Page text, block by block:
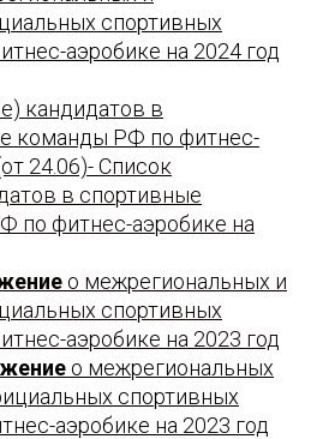
спортивных
аэробике на 2024 год
кандидатов в
команды РФ по фитнес-
24.06)- Список
в спортивные
по фитнес-аэробике на
о межрегиональных и
спортивных
аэробике на 2023 год
о межрегиональных
спортивных
аэробике на 2023 год